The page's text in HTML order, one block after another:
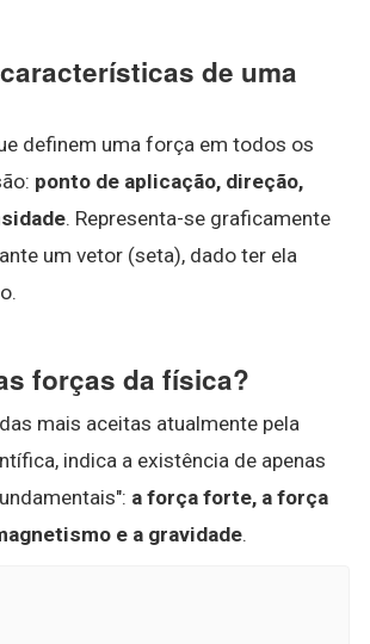
de uma
definem uma força em todos os
ponto de aplicação, direção,
. Representa-se graficamente
um vetor (seta), dado ter ela
forças da física?
mais aceitas atualmente pela
indica a existência de apenas
a força forte, a força
e a gravidade.